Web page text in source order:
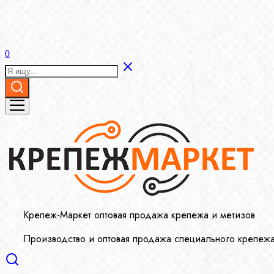
0
Крепеж-Маркет оптовая продажа крепежа и метизов
Производство и оптовая продажа специального